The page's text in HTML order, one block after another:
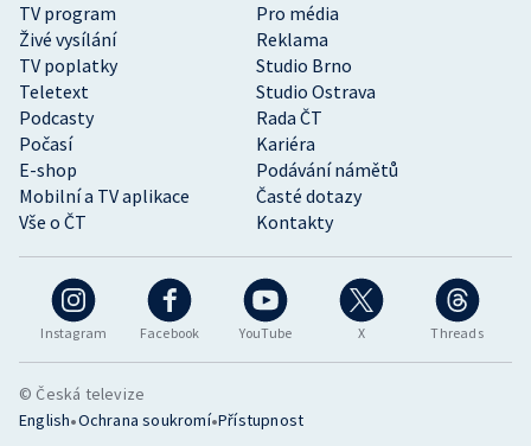
Instagram Facebook YouTube X Threads
TV program
Pro média
Živé vysílání
Reklama
TV poplatky
Studio Brno
Teletext
Studio Ostrava
Podcasty
Rada ČT
Počasí
Kariéra
E-shop
Podávání námětů
Mobilní a TV aplikace
Časté dotazy
Vše o ČT
Kontakty
© Česká televize
English•Ochrana soukromí•Přístupnost